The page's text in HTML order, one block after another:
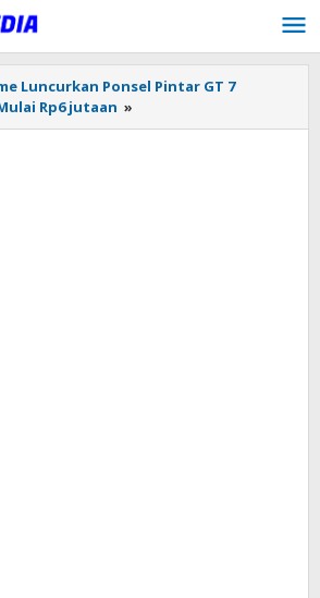
Luncurkan Ponsel Pintar GT 7
Rp6 jutaan »
GT